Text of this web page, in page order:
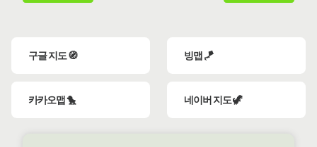
구글 지도 🧭 빙맵 🪁
카카오맵 🐤 네이버 지도 🦖